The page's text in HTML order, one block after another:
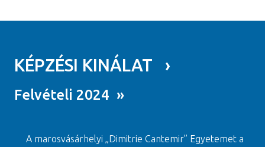
KÉPZÉSI KINÁLAT ›
Felvételi 2024 »
A marosvásárhelyi „Dimitrie Cantemir” Egyetemet a